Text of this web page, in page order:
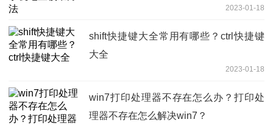
2023-01-18
shift快捷键大全常用有哪些？ctrl快捷键
大全
2023-01-18
win7打印处理器不存在怎么办？打印处
理器不存在怎么解决win7？